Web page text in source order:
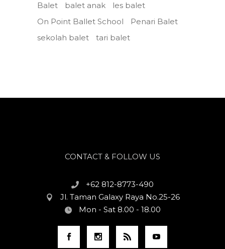
Balet balet anak
les balet
On Point Ballet School
Penari Balet
sekolah balet
tari balet
CONTACT & FOLLOW US
+62 812-8773-490
Jl. Taman Galaxy Raya No.25-26
Mon - Sat 8.00 - 18.00